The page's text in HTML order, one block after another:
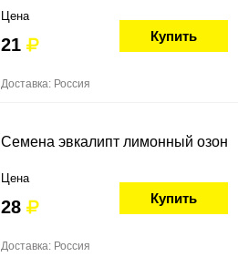
Цена
21 Купить
Доставка: Россия
Семена эвкалипт лимонный озон
Цена
28 Купить
Доставка: Россия